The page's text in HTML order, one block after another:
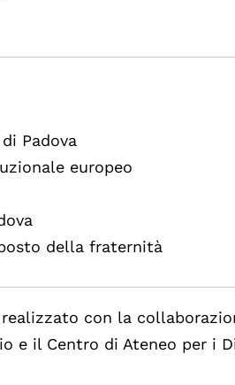
Padova
europeo
della fraternità
con la
e il Centro di Ateneo per i